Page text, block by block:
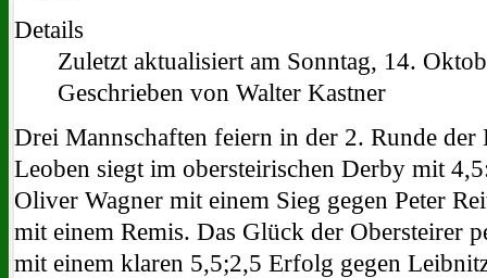
Details
Zuletzt aktualisiert am Sonntag, 14.
Geschrieben von Walter Kastner
Drei Mannschaften feiern in der 2. Runde der
Leoben siegt im obersteirischen Derby mit
Oliver Wagner mit einem Sieg gegen Peter
mit einem Remis. Das Glück der Obersteirer
mit einem klaren 5,5;2,5 Erfolg gegen